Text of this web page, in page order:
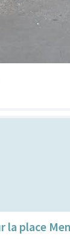
la place